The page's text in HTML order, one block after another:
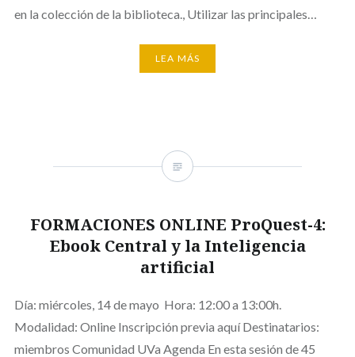
en la colección de la biblioteca., Utilizar las principales…
LEA MÁS
FORMACIONES ONLINE ProQuest-4:
Ebook Central y la Inteligencia
artificial
Día: miércoles, 14 de mayo Hora: 12:00 a 13:00h.
Modalidad: Online Inscripción previa aquí Destinatarios:
miembros Comunidad UVa Agenda En esta sesión de 45